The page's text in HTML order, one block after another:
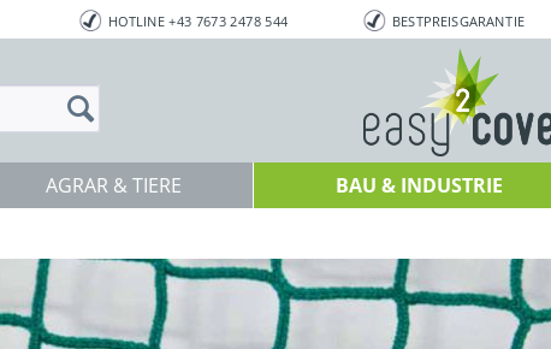
HOTLINE +43 7673 2478 544 BESTPREISGARANTIE
AGRAR & TIERE BAU & INDUSTRIE